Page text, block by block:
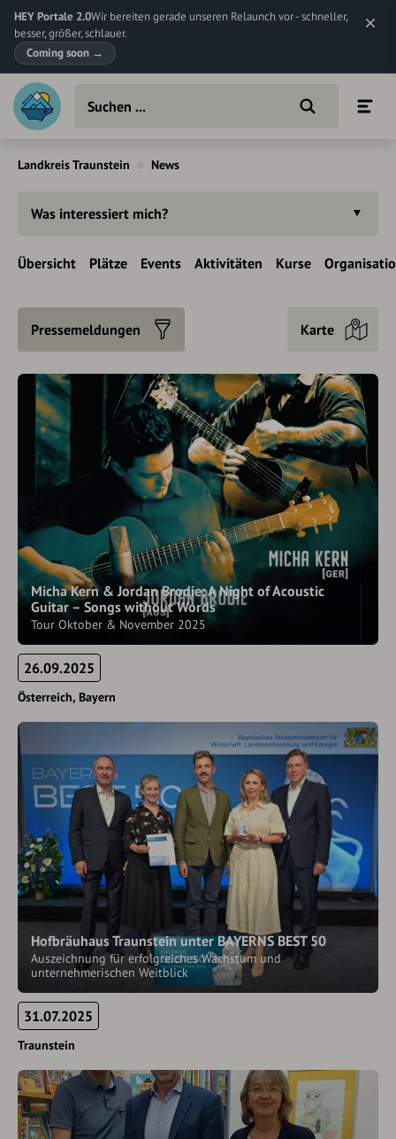
HEY Portale 2.0Wir bereiten gerade unseren Relaunch vor - schneller,
besser, größer, schlauer.
Coming soon →
Landkreis Traunstein News
Was interessiert mich?
Übersicht Plätze Events Aktivitäten Kurse
Pressemeldungen Karte
Micha Kern & Jordan Brodie: A Night of Acoustic
Guitar – Songs without Words
Tour Oktober & November 2025
26.09.2025
Österreich Bayern
Hofbräuhaus Traunstein unter BAYERNS BEST 50
Auszeichnung für erfolgreiches Wachstum und
unternehmerischen Weitblick
31.07.2025
Traunstein